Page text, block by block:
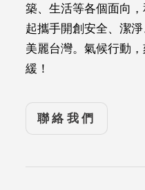
築、生活等各個面向
起攜手開創安全、潔
美麗台灣。氣候行動
緩！
聯絡我們